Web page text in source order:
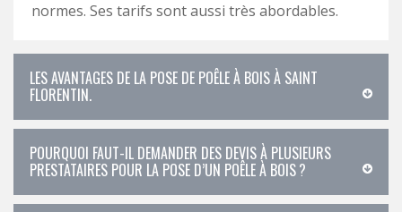
normes. Ses tarifs sont aussi très abordables.
LES AVANTAGES DE LA POSE DE POÊLE À BOIS À SAINT
FLORENTIN.
POURQUOI FAUT-IL DEMANDER DES DEVIS À PLUSIEURS
PRESTATAIRES POUR LA POSE D’UN POÊLE À BOIS ?